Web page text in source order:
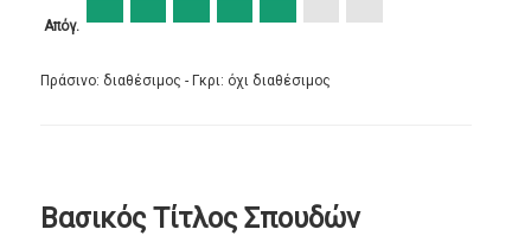
Απόγ.
Πράσινο: διαθέσιμος - Γκρι: όχι διαθέσιμος
Βασικός Τίτλος Σπουδών